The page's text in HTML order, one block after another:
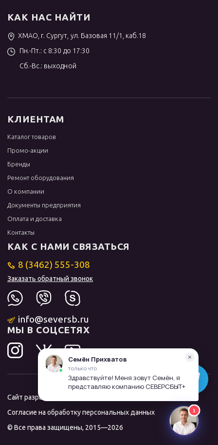
КАК НАС НАЙТИ
ХМАО, г. Сургут, ул. Базовая 11/1, каб.18
Пн.-Пт.: с 8:30 до 17:30
Сб.-Вс.: выходной
КЛИЕНТАМ
Каталог товаров
Промо-акции
Бренды
Ремонт оборудования
О компании
Документы предприятия
Оплата и доставка
Контакты
КАК С НАМИ СВЯЗАТЬСЯ
8 (3462) 555-308
Заказать обратный звонок
info@seversb.ru
МЫ В СОЦСЕТЯХ
Сайт разработал и продвинул
Согласие на обработку персональных данных
© Все права защищены, 2015—2026